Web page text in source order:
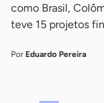
como Brasil,
teve 15 projetos
Por Eduardo Pereira